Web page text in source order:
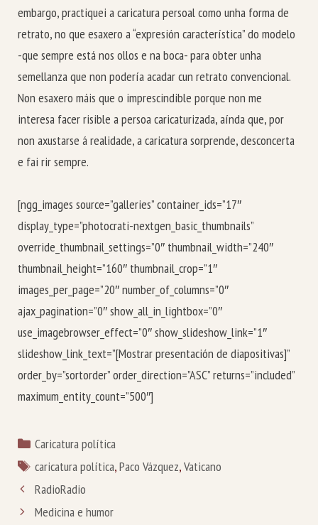
embargo, practiquei a caricatura persoal como unha forma de
retrato, no que esaxero a “expresión característica” do modelo
-que sempre está nos ollos e na boca- para obter unha
semellanza que non podería acadar cun retrato convencional.
Non esaxero máis que o imprescindible porque non me
interesa facer risible a persoa caricaturizada, aínda que, por
non axustarse á realidade, a caricatura sorprende, desconcerta
e fai rir sempre.
[ngg_images source=”galleries” container_ids=”17″
display_type=”photocrati-nextgen_basic_thumbnails”
override_thumbnail_settings=”0″ thumbnail_width=”240″
thumbnail_height=”160″ thumbnail_crop=”1″
images_per_page=”20″ number_of_columns=”0″
ajax_pagination=”0″ show_all_in_lightbox=”0″
use_imagebrowser_effect=”0″ show_slideshow_link=”1″
slideshow_link_text=”[Mostrar presentación de diapositivas]”
order_by=”sortorder” order_direction=”ASC” returns=”included”
maximum_entity_count=”500″]
Categorías
Caricatura política
Etiquetas
caricatura política,Paco Vázquez,Vaticano
RadioRadio
Medicina e humor